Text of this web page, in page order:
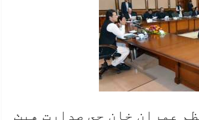
عمران خان جي صدارت هيٺ